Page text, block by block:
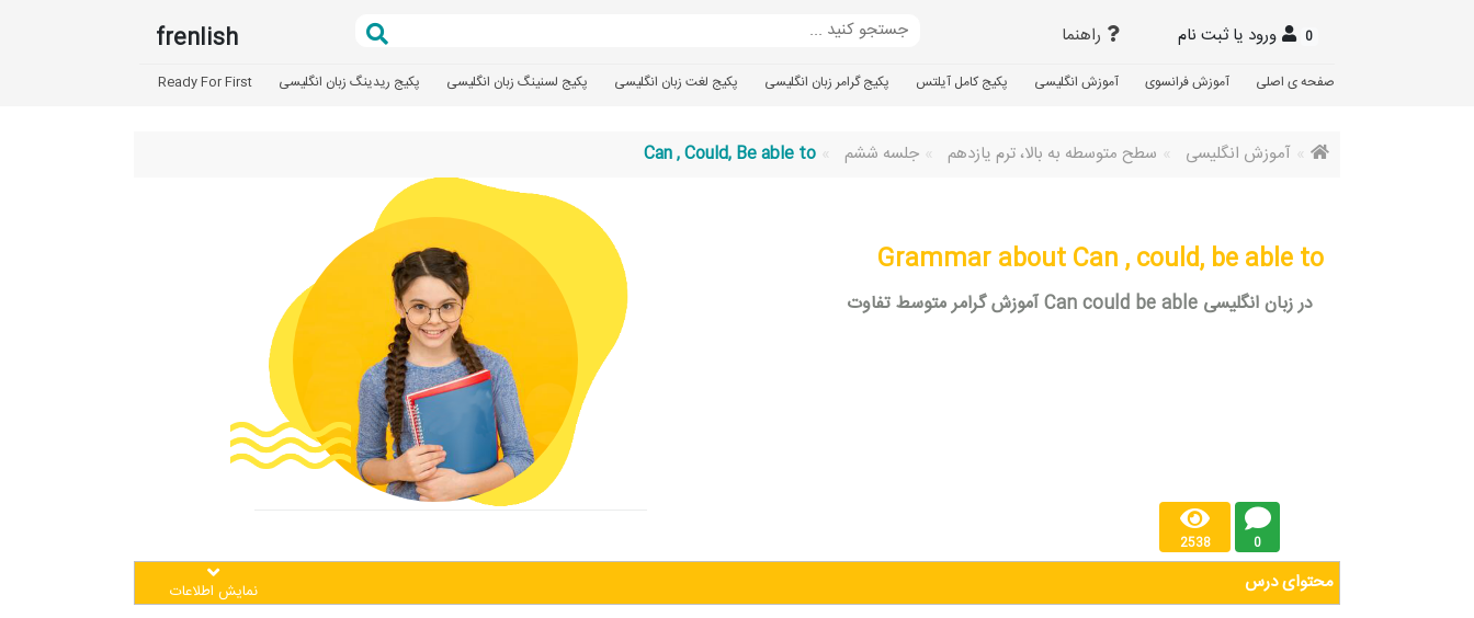
frenlish راهنما 0 ورود یا ثبت نام
صفحه ی اصلی آموزش فرانسوی آموزش انگلیسی پکیج کامل آیلتس پکیج گرامر زبان انگلیسی پکیج لغت زبان انگلیسی پکیج لسنینگ زبان انگلیسی پکیج ریدینگ زبان انگلیسی Ready For First
آموزش انگلیسی سطح متوسطه به بالا، ترم یازدهم جلسه ششم Can , Could, Be able to
Grammar about Can , could, be able to
آموزش گرامر متوسط تفاوت Can could be able در زبان انگلیسی
2538 0
محتوای درس نمایش اطلاعات